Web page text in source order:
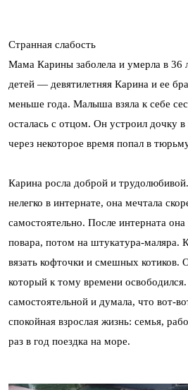
Странная слабость
Мама Карины заболела и умерла в 36
детей — девятилетняя Карина и ее
меньше года. Малыша взяла к себе
осталась с отцом. Он устроил дочку
через некоторое время попал в
Карина росла доброй и
нелегко в интернате, она мечтала
самостоятельно. После интерната
повара, потом на штукатура-маляра.
вязать кофточки и смешных котиков.
который к тому времени
самостоятельной и думала, что вот-
спокойная взрослая жизнь: семья,
раз в год поездка на море.